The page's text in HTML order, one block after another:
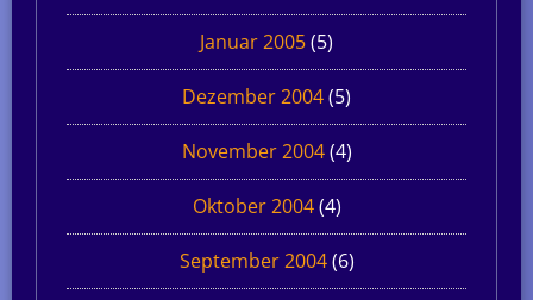
Januar 2005(5)
Dezember 2004(5)
November 2004(4)
Oktober 2004(4)
September 2004(6)